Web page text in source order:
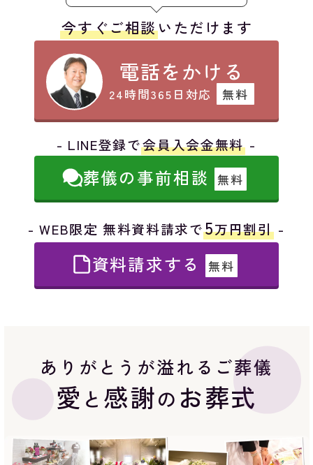
今すぐご相談いただけます
電話をかける
24時間365日対応 無料
- LINE登録で会員入会金無料-
葬儀の事前相談 無料
- WEB限定 無料資料請求で5万円割引-
資料請求する 無料
ありがとうが溢れるご葬儀
愛 と 感謝の お葬式